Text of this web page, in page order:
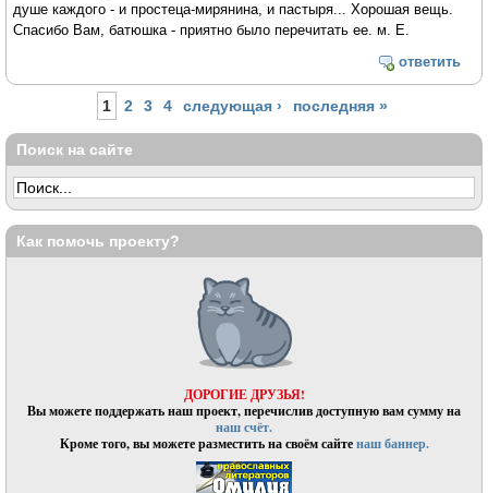
душе каждого - и простеца-мирянина, и пастыря... Хорошая вещь.
Спасибо Вам, батюшка - приятно было перечитать ее. м. Е.
ответить
Страницы
1 2 3 4 следующая › последняя »
Поиск на сайте
Как помочь проекту?
ДОРОГИЕ ДРУЗЬЯ!
Вы можете поддержать наш проект, перечислив доступную вам сумму на
наш счёт.
Кроме того, вы можете разместить на своём сайтенаш баннер.